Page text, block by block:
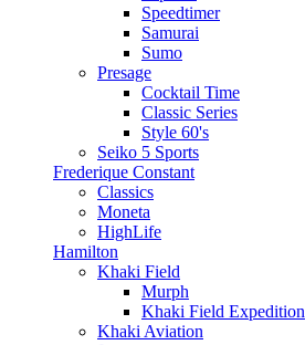
Speedtimer
Samurai
Sumo
Presage
Cocktail Time
Classic Series
Style 60's
Seiko 5 Sports
Frederique Constant
Classics
Moneta
HighLife
Hamilton
Khaki Field
Murph
Khaki Field Expedition
Khaki Aviation